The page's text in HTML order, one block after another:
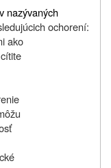
nazývaných
ochorení:
ako